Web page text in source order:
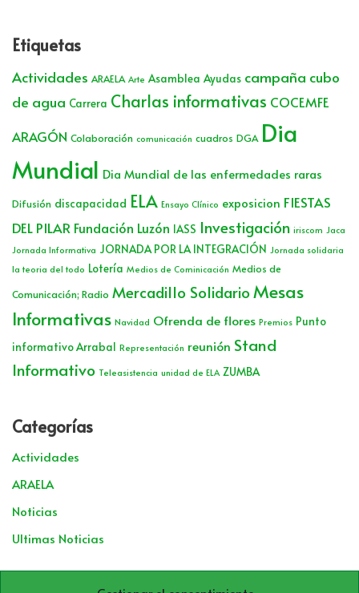
Etiquetas
Actividades ARAELA Arte Asamblea Ayudas campaña cubo
de agua Carrera Charlas informativas COCEMFE
ARAGÓN Colaboración comunicación cuadros DGA Dia
Mundial Dia Mundial de las enfermedades raras
Difusión discapacidad ELA Ensayo Clínico exposicion FIESTAS
DEL PILAR Fundación Luzón IASS Investigación iriscom Jaca
Jornada Informativa JORNADA POR LA INTEGRACIÓN Jornada solidaria
la teoria del todo Lotería Medios de Cominicación Medios de
Comunicación; Radio Mercadillo SolidarioMesas
Informativas Navidad Ofrenda de flores Premios Punto
informativo Arrabal Representación reunión Stand
Informativo Teleasistencia unidad de ELA ZUMBA
Categorías
Actividades
ARAELA
Noticias
Ultimas Noticias